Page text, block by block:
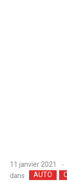
11 janvier 2021
dans
AUTO